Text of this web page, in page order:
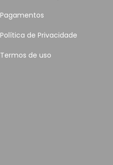
Pagamentos
Política de Privacidade
Termos de uso